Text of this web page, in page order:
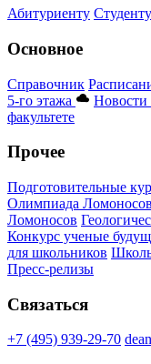
Абитуриенту Студенту
Основное
Справочник
5-го этажа
факультете
Прочее
Подготовительные
Олимпиада Ломоносов
Ломоносов
Конкурс ученые
для школьников
Пресс-релизы
Связаться
+7 (495) 939-29-70